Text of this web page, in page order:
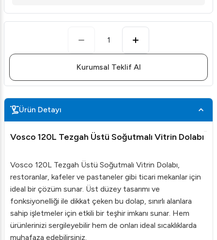
1
Kurumsal Teklif Al
Ürün Detayı
Vosco 120L Tezgah Üstü Soğutmalı Vitrin Dolabı
Vosco 120L Tezgah Üstü Soğutmalı Vitrin Dolabı,
restoranlar, kafeler ve pastaneler gibi ticari mekanlar için
ideal bir çözüm sunar. Üst düzey tasarımı ve
fonksiyonelliği ile dikkat çeken bu dolap, sınırlı alanlara
sahip işletmeler için etkili bir teşhir imkanı sunar. Hem
ürünlerinizi sergileyebilir hem de onları ideal sıcaklıklarda
muhafaza edebilirsiniz.